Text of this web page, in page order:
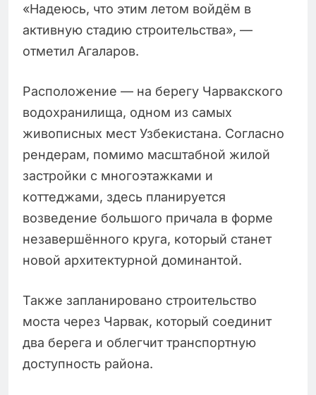
«Надеюсь, что этим летом войдём в
активную стадию строительства», —
отметил Агаларов.
Расположение — на берегу Чарвакского
водохранилища, одном из самых
живописных мест Узбекистана. Согласно
рендерам, помимо масштабной жилой
застройки с многоэтажками и
коттеджами, здесь планируется
возведение большого причала в форме
незавершённого круга, который станет
новой архитектурной доминантой.
Также запланировано строительство
моста через Чарвак, который соединит
два берега и облегчит транспортную
доступность района.